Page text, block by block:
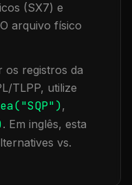
(SX7) e
O arquivo físico
os registros da
TLPP, utilize
SQP"),
. Em inglês, esta
vs.